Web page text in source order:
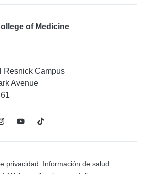
of Medicine
Resnick Campus
Avenue
privacidad: Información de salud